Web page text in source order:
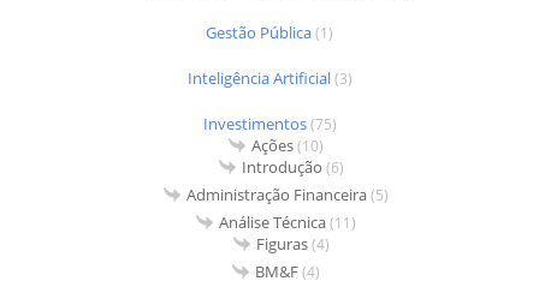
Gestão Pública(1)
Inteligência Artificial(3)
Investimentos(75)
Ações(10)
Introdução (6)
Administração Financeira(5)
Análise Técnica(11)
Figuras(4)
BM&F(4)